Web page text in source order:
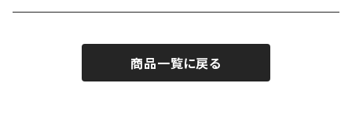
商品一覧に戻る